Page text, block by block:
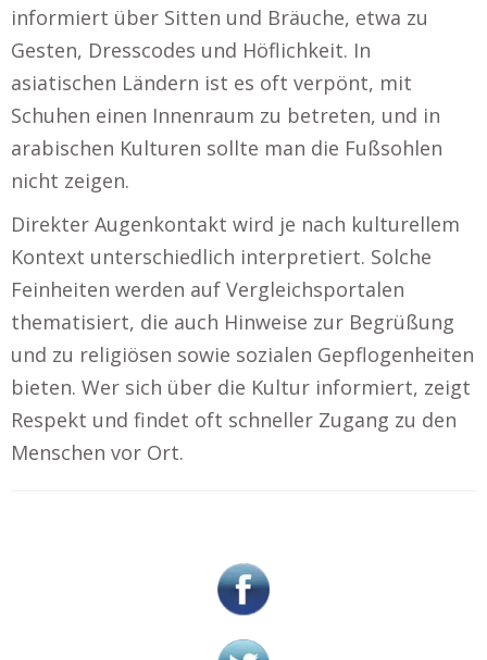
informiert über Sitten und Bräuche, etwa zu
Gesten, Dresscodes und Höflichkeit. In
asiatischen Ländern ist es oft verpönt, mit
Schuhen einen Innenraum zu betreten, und in
arabischen Kulturen sollte man die Fußsohlen
nicht zeigen.
Direkter Augenkontakt wird je nach kulturellem
Kontext unterschiedlich interpretiert. Solche
Feinheiten werden auf Vergleichsportalen
thematisiert, die auch Hinweise zur Begrüßung
und zu religiösen sowie sozialen Gepflogenheiten
bieten. Wer sich über die Kultur informiert, zeigt
Respekt und findet oft schneller Zugang zu den
Menschen vor Ort.